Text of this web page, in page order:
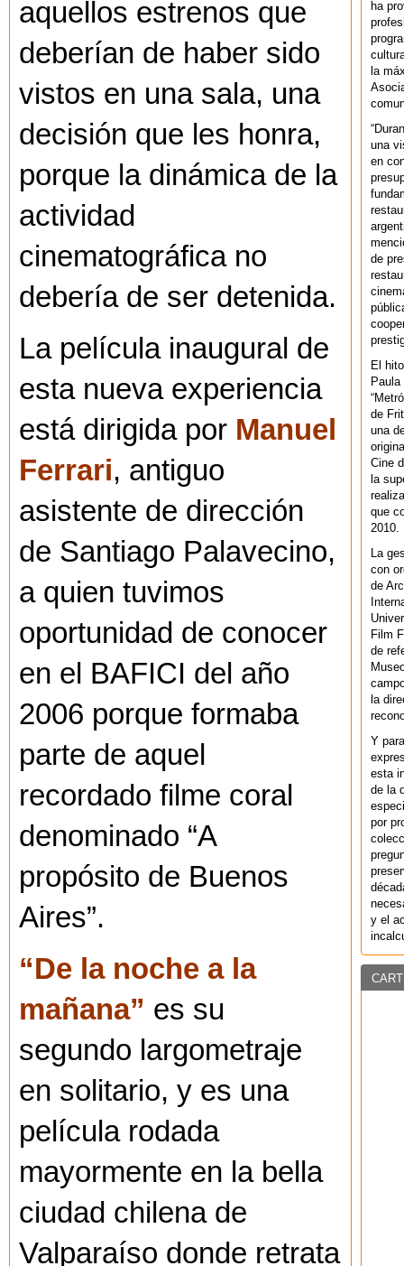
aquellos estrenos que
deberían de haber sido
vistos en una sala, una
decisión que les honra,
porque la dinámica de la
actividad
cinematográfica no
debería de ser detenida.
La película inaugural de
esta nueva experiencia
está dirigida por Manuel
Ferrari, antiguo
asistente de dirección
de Santiago Palavecino,
a quien tuvimos
oportunidad de conocer
en el BAFICI del año
2006 porque formaba
parte de aquel
recordado filme coral
denominado “A
propósito de Buenos
Aires”.
“De la noche a la
mañana” es su
segundo largometraje
en solitario, y es una
película rodada
mayormente en la bella
ciudad chilena de
Valparaíso donde retrata
ha
la
una
en
de
El
de
una
Cine
la
que
2010.
La
con
de
Film
de
la
Y
esta
de la
por
y el